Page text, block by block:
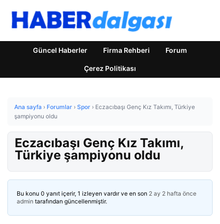
Güncel Haberler Firma Rehberi Forum
Çerez Politikası
Ana sayfa › Forumlar › Spor › Eczacıbaşı Genç Kız Takımı, Türkiye
şampiyonu oldu
Eczacıbaşı Genç Kız Takımı,
Türkiye şampiyonu oldu
Bu konu 0 yanıt içerir, 1 izleyen vardır ve en son 2 ay 2 hafta önce
admin tarafından güncellenmiştir.